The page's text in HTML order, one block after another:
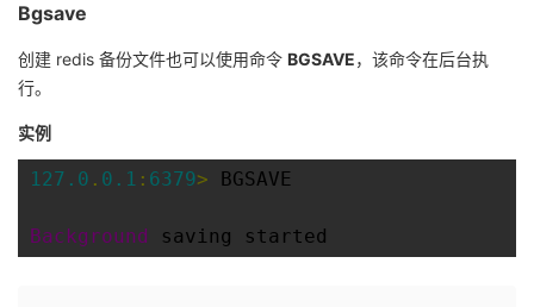
学
我
持
的
我
Bgsave
创建 redis 备份文件也可以使用命令 BGSAVE，该命令在后台执
行。
实例
127.0 . 0.1 : 6379> BGSAVE
Background saving started